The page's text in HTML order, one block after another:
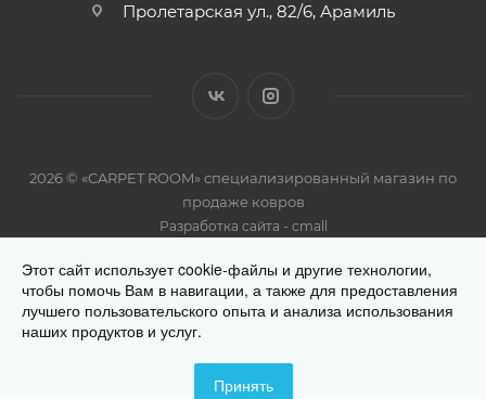
Пролетарская ул., 82/6, Арамиль
2026 © «CARPET ROOM» специализированный магазин по
продаже ковров
Разработка сайта - cmall
Этот сайт использует cookie-файлы и другие технологии,
чтобы помочь Вам в навигации, а также для предоставления
лучшего пользовательского опыта и анализа использования
наших продуктов и услуг.
Принять